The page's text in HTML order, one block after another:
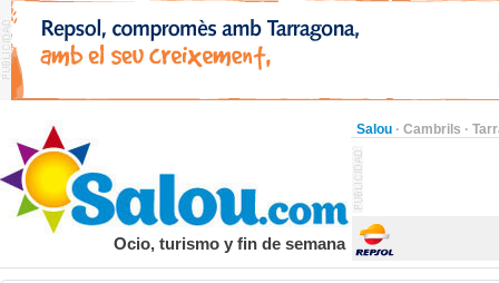
Salou · Cambrils ·
Ocio, turismo y fin de semana